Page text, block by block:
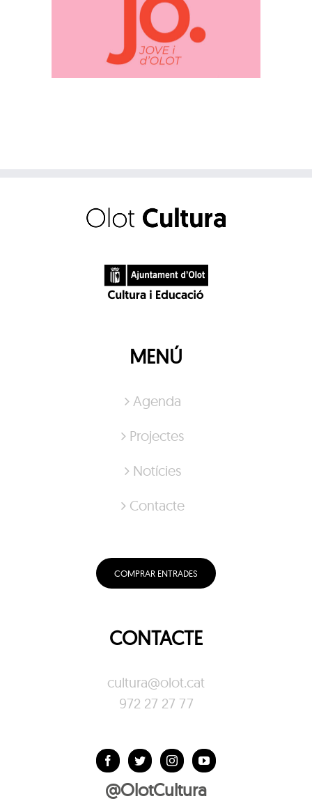
MENÚ
Agenda
Projectes
Notícies
Contacte
COMPRAR ENTRADES
CONTACTE
cultura@olot.cat
972 27 27 77
@OlotCultura